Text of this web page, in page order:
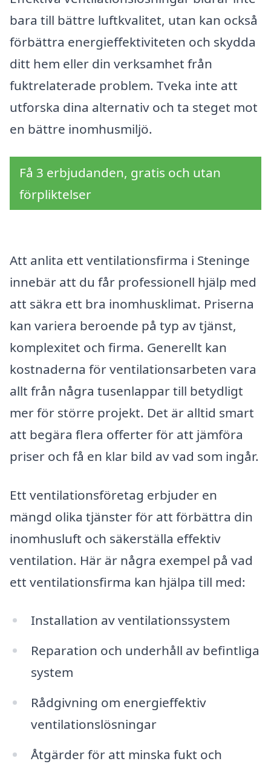
bara till bättre luftkvalitet, utan kan också
förbättra energieffektiviteten och skydda
ditt hem eller din verksamhet från
fuktrelaterade problem. Tveka inte att
utforska dina alternativ och ta steget mot
en bättre inomhusmiljö.
Få 3 erbjudanden, gratis och utan
förpliktelser
Att anlita ett ventilationsfirma i Steninge
innebär att du får professionell hjälp med
att säkra ett bra inomhusklimat. Priserna
kan variera beroende på typ av tjänst,
komplexitet och firma. Generellt kan
kostnaderna för ventilationsarbeten vara
allt från några tusenlappar till betydligt
mer för större projekt. Det är alltid smart
att begära flera offerter för att jämföra
priser och få en klar bild av vad som ingår.
Ett ventilationsföretag erbjuder en
mängd olika tjänster för att förbättra din
inomhusluft och säkerställa effektiv
ventilation. Här är några exempel på vad
ett ventilationsfirma kan hjälpa till med:
Installation av ventilationssystem
Reparation och underhåll av befintliga
system
Rådgivning om energieffektiv
ventilationslösningar
Åtgärder för att minska fukt och